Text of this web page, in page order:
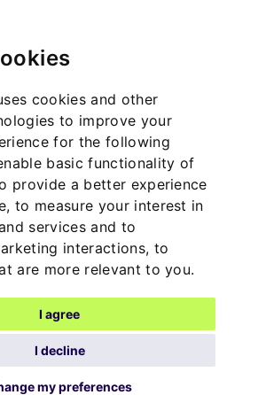
cookies and other
to improve your
for the following
basic functionality of
provide a better experience
,to measure your interest in
services and to
interactions, to
are more relevant to you.
I agree
I decline
my preferences